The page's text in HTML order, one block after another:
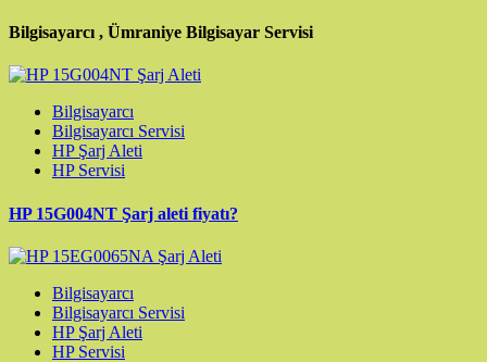
Bilgisayarcı , Ümraniye Bilgisayar Servisi
Bilgisayarcı
Bilgisayarcı Servisi
HP Şarj Aleti
HP Servisi
HP 15G004NT Şarj aleti fiyatı?
Bilgisayarcı
Bilgisayarcı Servisi
HP Şarj Aleti
HP Servisi